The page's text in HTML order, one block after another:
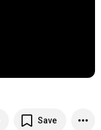
Save